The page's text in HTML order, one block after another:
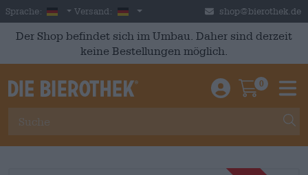
Skip to main content
Sprache: German
Versand: Deutschland shop@bierothek.de
Der Shop befindet sich im Umbau. Daher sind derzeit
keine Bestellungen möglich.
Einloggen /
0